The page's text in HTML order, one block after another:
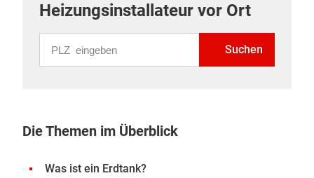
Heizungsinstallateur vor Ort
Suchen
Die Themen im Überblick
Was ist ein Erdtank?